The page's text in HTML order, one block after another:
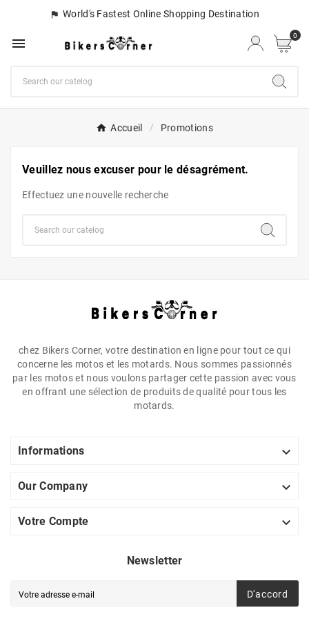
 World's Fastest Online Shopping Destination
 0
Accueil Promotions
Veuillez nous excuser pour le désagrément.
Effectuez une nouvelle recherche
chez Bikers Corner, votre destination en ligne pour tout ce qui
concerne les motos et les motards. Nous sommes passionnés
par les motos et nous voulons partager cette passion avec vous
en offrant une sélection de produits de qualité pour tous les
motards.
Informations 
Our Company 
Votre Compte 
Newsletter
D'accord